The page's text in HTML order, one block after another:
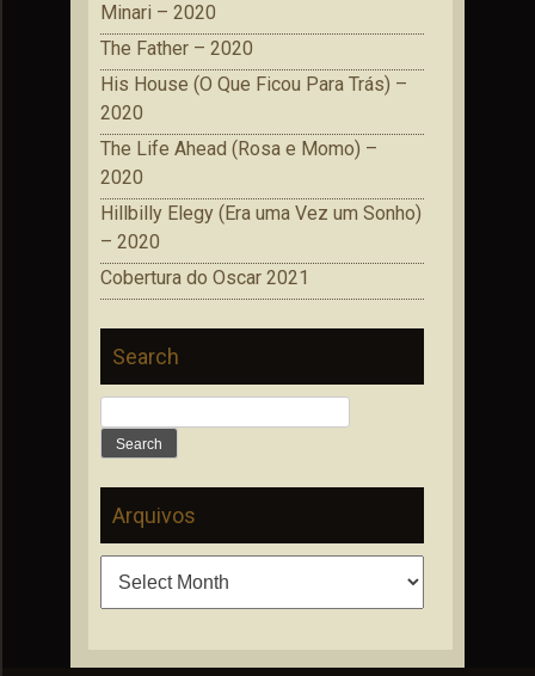
Minari – 2020
The Father – 2020
His House (O Que Ficou Para Trás) –
2020
The Life Ahead (Rosa e Momo) –
2020
Hillbilly Elegy (Era uma Vez um Sonho)
– 2020
Cobertura do Oscar 2021
Search
for:
Arquivos